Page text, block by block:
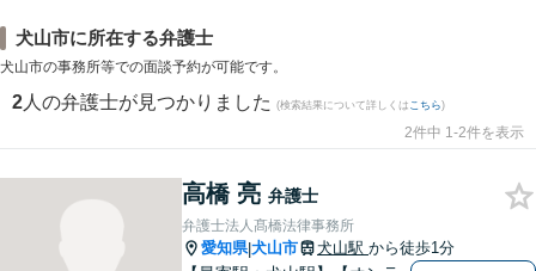
犬山市に所在する弁護士
犬山市の事務所等での面談予約が可能です。
2 人の弁護士が見つかりました (検索結果について詳しくは こちら)
2件中 1-2件を表示
高橋 亮 弁護士
弁護士法人髙橋法律事務所
愛知県|犬山市 犬山駅 から徒歩1分